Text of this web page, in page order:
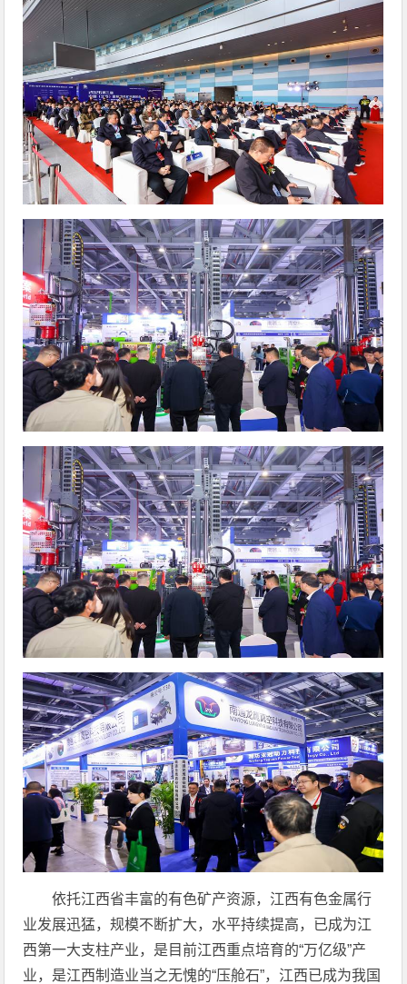
依托江西省丰富的有色矿产资源，江西有色金属行
业发展迅猛，规模不断扩大，水平持续提高，已成为江
西第一大支柱产业，是目前江西重点培育的“万亿级”产
业，是江西制造业当之无愧的“压舱石”，江西已成为我国